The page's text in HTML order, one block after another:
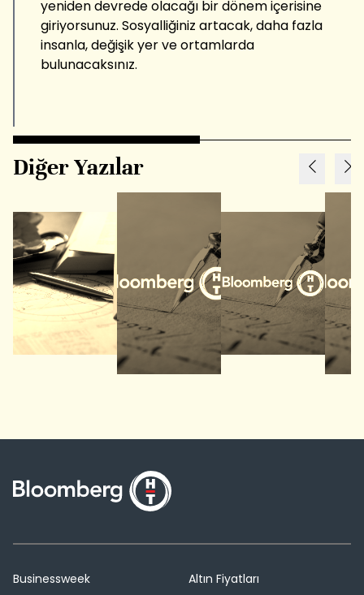
yeniden devrede olacağı bir dönem içerisine
giriyorsunuz. Sosyalliğiniz artacak, daha fazla
insanla, değişik yer ve ortamlarda
bulunacaksınız.
Diğer Yazılar
Businessweek
Altın Fiyatları